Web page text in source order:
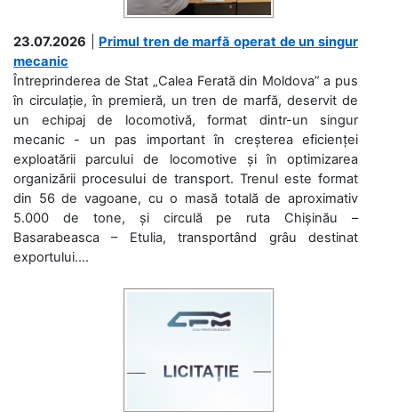
23.07.2026
Primul tren de marfă operat de un singur
mecanic
Întreprinderea de Stat „Calea Ferată din Moldova” a pus
în circulație, în premieră, un tren de marfă, deservit de
un echipaj de locomotivă, format dintr-un singur
mecanic - un pas important în creșterea eficienței
exploatării parcului de locomotive și în optimizarea
organizării procesului de transport. Trenul este format
din 56 de vagoane, cu o masă totală de aproximativ
5.000 de tone, și circulă pe ruta Chișinău –
Basarabeasca – Etulia, transportând grâu destinat
exportului....